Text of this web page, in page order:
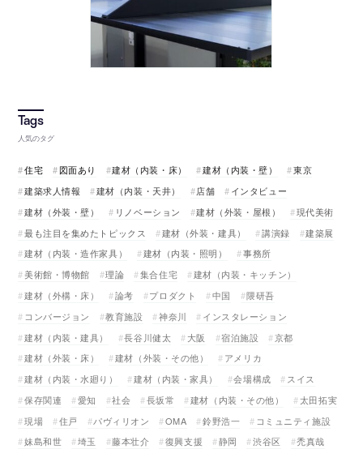
人気のタグ
住宅 図面あり 建材（内装・床） 建材（内装・壁）
東京
建築求人情報
建材（内装・天井） 店舗
インタビュー
建材（外装・壁）
リノベーション 建材（外装・屋根）
現代美術
最も注目を集めたトピックス
建材（外装・建具） 講演録
建築展
建材（内装・造作家具）
建材（内装・照明）
事務所
美術館・博物館
理論 集合住宅
建材（内装・キッチン）
建材（外構・床）
論考 プロダクト 中国
隈研吾
コンバージョン
教育施設 神奈川
インスタレーション
建材（内装・建具）
長谷川健太 大阪 宿泊施設
京都
建材（外装・床）
建材（外装・その他）
アメリカ
建材（内装・水廻り）
建材（内装・家具） 会場構成
スイス
保存関連
愛知 社会 長坂常 建材（内装・その他）
太田拓実
現場
住戸 パヴィリオン OMA 鈴野浩一
コミュニティ施設
妹島和世
埼玉 藤本壮介 復興支援 静岡 渋谷区 禿真哉